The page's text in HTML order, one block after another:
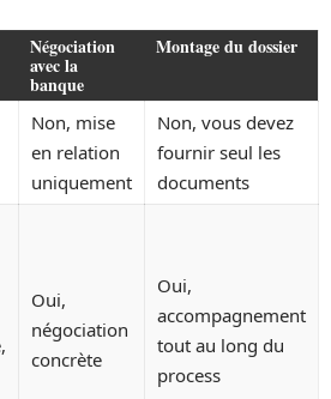
Négociation
avec la
banque
Montage du dossier
Non, mise
en relation
uniquement
Non, vous devez
fournir seul les
documents
Oui,
négociation
concrète
Oui,
accompagnement
tout au long du
process